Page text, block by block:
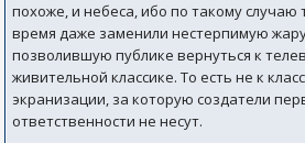
похоже, и небеса, ибо по такому случаю
время даже заменили нестерпимую
позволившую публике вернуться к
живительной классике. То есть не к
экранизации, за которую создатели
ответственности не несут.